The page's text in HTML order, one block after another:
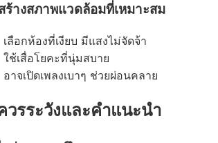
ร้างสภาพแวดล้อมที่เหมาะสม
เลือกห้องที่เงียบ มีแสงไม่จัดจ้า
ใช้เสื่อโยคะที่นุ่มสบาย
อาจเปิดเพลงเบาๆ ช่วยผ่อนคลาย
วรระวังและคำแนะนำ